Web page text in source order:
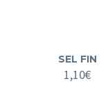
SEL FIN
1,10€